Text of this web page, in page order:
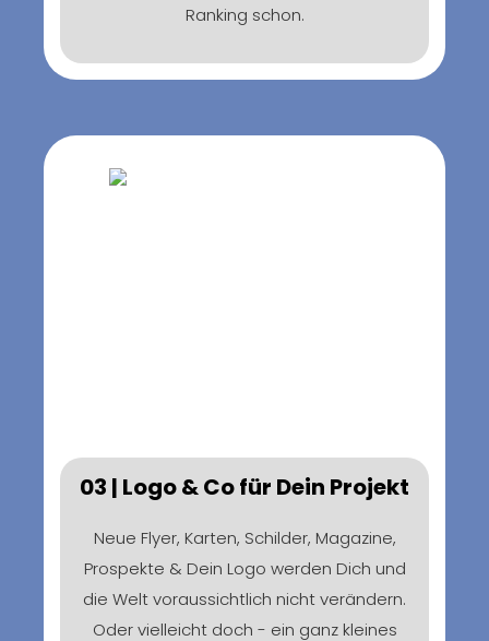
Ranking schon.
03 | Logo & Co für Dein Projekt
Neue Flyer, Karten, Schilder, Magazine,
Prospekte & Dein Logo werden Dich und
die Welt voraussichtlich nicht verändern.
Oder vielleicht doch - ein ganz kleines